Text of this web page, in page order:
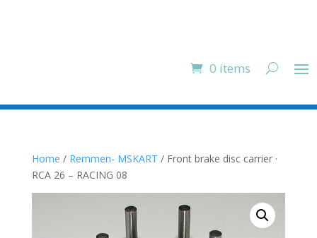
0 items
Home / Remmen- MSKART / Front brake disc carrier ·
RCA 26 – RACING 08